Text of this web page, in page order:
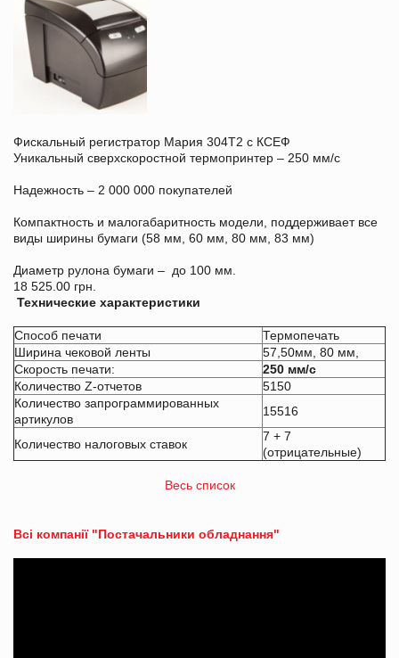
Фискальный регистратор Мария 304Т2 с КСЕФ
Уникальный сверхскоростной термопринтер – 250 мм/с
Надежность – 2 000 000 покупателей
Компактность и малогабаритность модели, поддерживает все
виды ширины бумаги (58 мм, 60 мм, 80 мм, 83 мм)
Диаметр рулона бумаги – до 100 мм.
18 525.00 грн.
Технические характеристики
Способ печати
Термопечать
Ширина чековой ленты
57,50мм, 80 мм,
Скорость печати:
250 мм/с
Количество Z-отчетов
5150
Количество запрограммированных
артикулов
15516
Количество налоговых ставок
7 + 7
(отрицательные)
Весь список
Всі компанії "Постачальники обладнання"